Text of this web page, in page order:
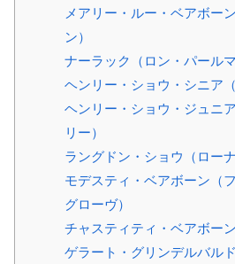
メアリー・ルー・ベアボー
ン）
ナーラック（ロン・パールマ
ヘンリー・ショウ・シニア
ヘンリー・ショウ・ジュニ
リー）
ラングドン・ショウ（ロー
モデスティ・ベアボーン（
グローヴ）
チャスティティ・ベアボー
ゲラート・グリンデルバル